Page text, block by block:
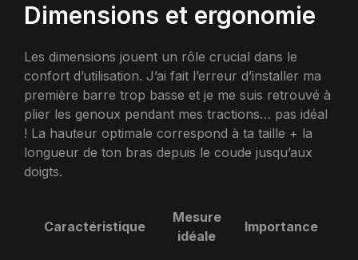
Dimensions et ergonomie
Les dimensions jouent un rôle crucial dans le
confort d’utilisation. J’ai fait l’erreur d’installer ma
première barre trop basse et je me suis retrouvé à
plier les genoux pendant mes tractions… pas idéal
! La hauteur optimale correspond à ta taille + la
longueur de ton bras depuis le coude jusqu’aux
doigts.
Caractéristique
Mesure
idéale
Importance